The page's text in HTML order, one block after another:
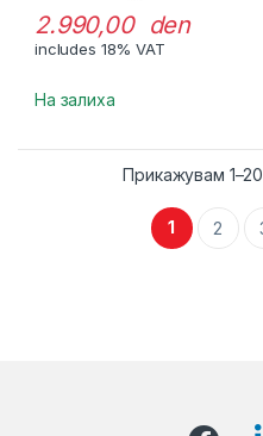
2.990,00 den
includes 18% VAT
На залиха
Прикажувам
1 2